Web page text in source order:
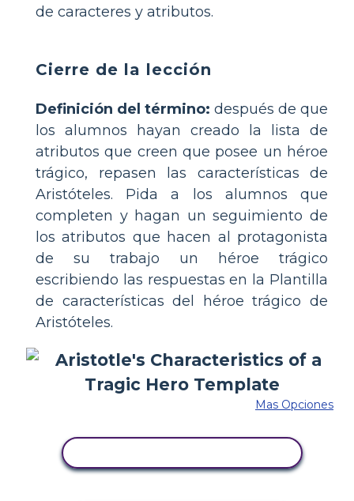
de caracteres y atributos.
Cierre de la lección
Definición del término: después de que
los alumnos hayan creado la lista de
atributos que creen que posee un héroe
trágico, repasen las características de
Aristóteles. Pida a los alumnos que
completen y hagan un seguimiento de
los atributos que hacen al protagonista
de su trabajo un héroe trágico
escribiendo las respuestas en la Plantilla
de características del héroe trágico de
Aristóteles.
Mas Opciones